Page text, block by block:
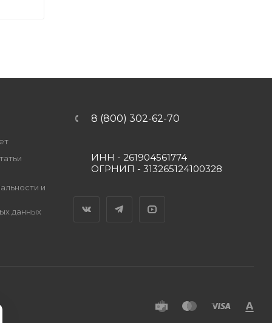
и
данных
8 (800) 302-62-70
ИНН - 261904561774
ОГРНИП - 313265124100328